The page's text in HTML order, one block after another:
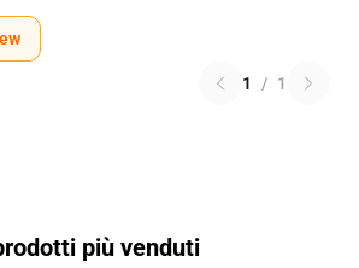
1 / 1
più venduti